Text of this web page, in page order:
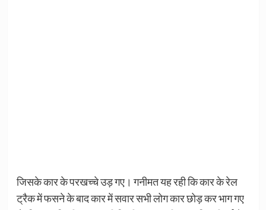
जिसके कार के परखच्चे उड़ गए। गनीमत यह रही कि कार के रेल
ट्रैक में फसने के बाद कार में सवार सभी लोग कार छोड़ कर भाग गए